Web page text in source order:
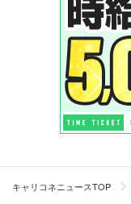
キャリコネニュースTOP